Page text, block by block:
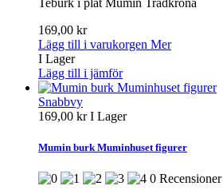
Teburk i plåt Mumin Trädkrona
169,00 kr
Lägg till i varukorgen Mer
I Lager
Lägg till i jämför
Snabbvy
169,00 krI Lager
Mumin burk Muminhuset figurer
0 Recensioner